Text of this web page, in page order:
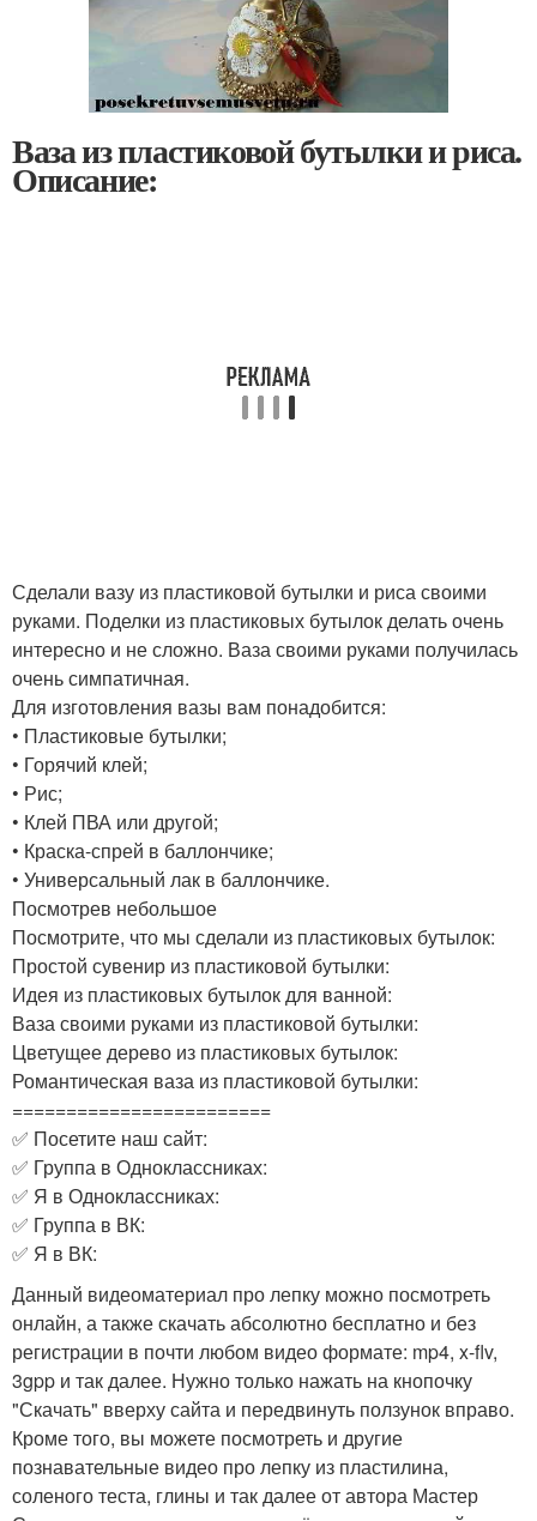
Ваза из пластиковой бутылки и риса.
Описание:
Сделали вазу из пластиковой бутылки и риса своими
руками. Поделки из пластиковых бутылок делать очень
интересно и не сложно. Ваза своими руками получилась
очень симпатичная.
Для изготовления вазы вам понадобится:
• Пластиковые бутылки;
• Горячий клей;
• Рис;
• Клей ПВА или другой;
• Краска-спрей в баллончике;
• Универсальный лак в баллончике.
Посмотрев небольшое
Посмотрите, что мы сделали из пластиковых бутылок:
Простой сувенир из пластиковой бутылки:
Идея из пластиковых бутылок для ванной:
Ваза своими руками из пластиковой бутылки:
Цветущее дерево из пластиковых бутылок:
Романтическая ваза из пластиковой бутылки:
========================
✅ Посетите наш сайт:
✅ Группа в Одноклассниках:
✅ Я в Одноклассниках:
✅ Группа в ВК:
✅ Я в ВК:
Данный видеоматериал про лепку можно посмотреть
онлайн, а также скачать абсолютно бесплатно и без
регистрации в почти любом видео формате: mp4, x-flv,
3gpp и так далее. Нужно только нажать на кнопочку
"Скачать" вверху сайта и передвинуть ползунок вправо.
Кроме того, вы можете посмотреть и другие
познавательные видео про лепку из пластилина,
соленого теста, глины и так далее от автора Мастер